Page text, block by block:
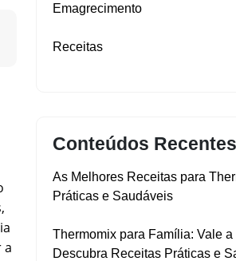
a
Emagrecimento
Receitas
Conteúdos Recentes
As Melhores Receitas para
Práticas e Saudáveis
Thermomix para Família: Vale a
Descubra Receitas Práticas e